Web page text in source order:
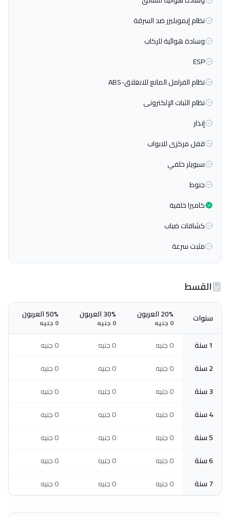
نظام إيموبليزر ضد السرقة
وسادة هوائية للركاب
ESP
نظام الفرامل المانع للانغلاق-ABS
نظام الثبات الإلكترونى
إنذار
قفل مركزى للابواب
سبويلر خلفي
جنوط
كاميرا خلفية
كشافات ضباب
مثبت سرعة
القسط
سنوات 20% العربون
0 جنيه
30% العربون
0 جنيه
50% العربون
0 جنيه
1 سنة 0 جنيه 0 جنيه
0 جنيه
2 سنة
0 جنيه 0 جنيه
0 جنيه
3 سنة
0 جنيه 0 جنيه
0 جنيه
4 سنة
0 جنيه 0 جنيه
0 جنيه
5 سنة
0 جنيه 0 جنيه
0 جنيه
6 سنة
0 جنيه 0 جنيه
0 جنيه
7 سنة
0 جنيه 0 جنيه 0 جنيه